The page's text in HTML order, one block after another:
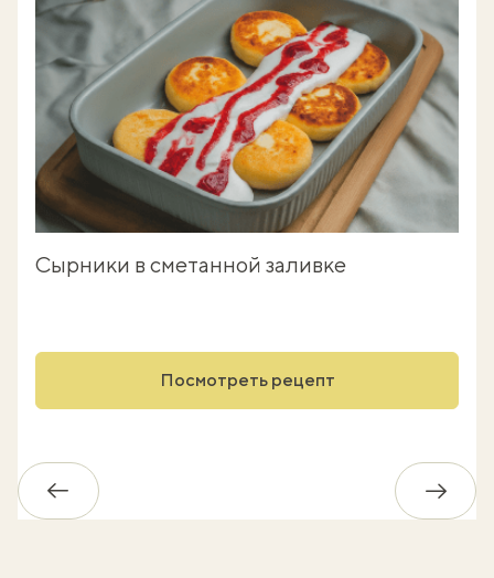
Сырники в сметанной заливке
Посмотреть рецепт
Обратно